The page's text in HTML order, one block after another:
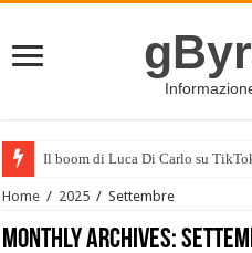
Il boom di Luca Di Carlo su
Home / 2025 / Settembre
Monthly Archives: